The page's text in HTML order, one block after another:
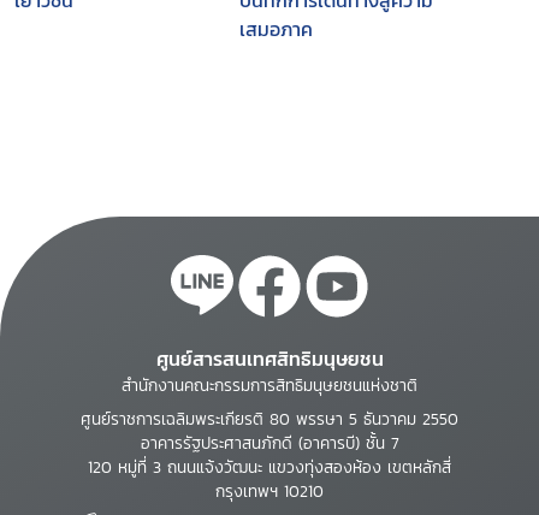
เสมอภาค
ศูนย์สารสนเทศสิทธิมนุษยชน
สำนักงานคณะกรรมการสิทธิมนุษยชนแห่งชาติ
ศูนย์ราชการเฉลิมพระเกียรติ 80 พรรษา 5 ธันวาคม 2550
อาคารรัฐประศาสนภักดี (อาคารบี) ชั้น 7
120 หมู่ที่ 3 ถนนแจ้งวัฒนะ แขวงทุ่งสองห้อง เขตหลักสี่
กรุงเทพฯ 10210